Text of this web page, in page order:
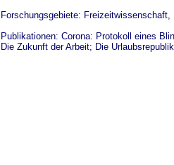
Forschungsgebiete:
Publikationen: Corona: Protokoll eines
Die Zukunft der Arbeit; Die